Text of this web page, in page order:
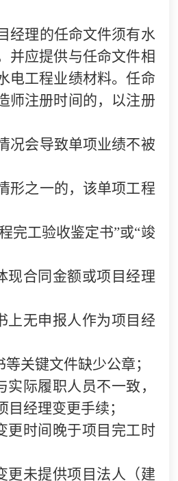
经理的任命文件须有水
并应提供与任命文件相
电工程业绩材料。任命
师注册时间的，以注册
况会导致单项业绩不被
形之一的，该单项工程
完工验收鉴定书”或“竣
现合同金额或项目经理
上无申报人作为项目经
关键文件缺少公章；
实际履职人员不一致，
目经理变更手续；
更时间晚于项目完工时
更未提供项目法人（建